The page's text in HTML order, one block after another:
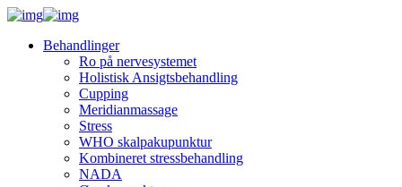
Behandlinger
Ro på nervesystemet
Holistisk Ansigtsbehandling
Cupping
Meridianmassage
Stress
WHO skalpakupunktur
Kombineret stressbehandling
NADA